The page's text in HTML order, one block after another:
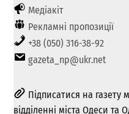
Медіакіт
Рекламні пропозиції
+38 (050) 316-38-92
gazeta_np@ukr.net
Підписатися на
відділенні міста Одеси та